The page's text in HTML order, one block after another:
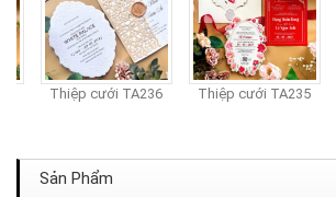
Thiệp cưới TA236 Thiệp cưới TA235
Sản Phẩm